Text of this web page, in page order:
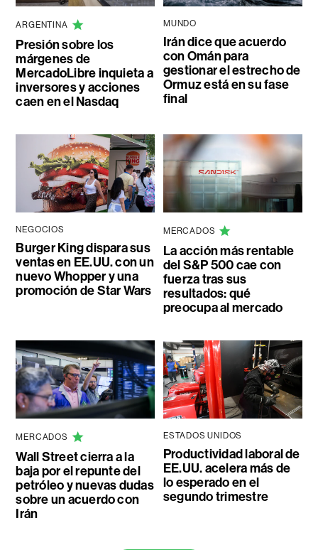
ARGENTINA
Presión sobre los
márgenes de
MercadoLibre inquieta a
inversores y acciones
caen en el Nasdaq
MUNDO
Irán dice que acuerdo
con Omán para
gestionar el estrecho de
Ormuz está en su fase
final
NEGOCIOS
Burger King dispara sus
ventas en EE.UU. con un
nuevo Whopper y una
promoción de Star Wars
MERCADOS
La acción más rentable
del S&P 500 cae con
fuerza tras sus
resultados: qué
preocupa al mercado
MERCADOS
Wall Street cierra a la
baja por el repunte del
petróleo y nuevas dudas
sobre un acuerdo con
Irán
ESTADOS UNIDOS
Productividad laboral de
EE.UU. acelera más de
lo esperado en el
segundo trimestre